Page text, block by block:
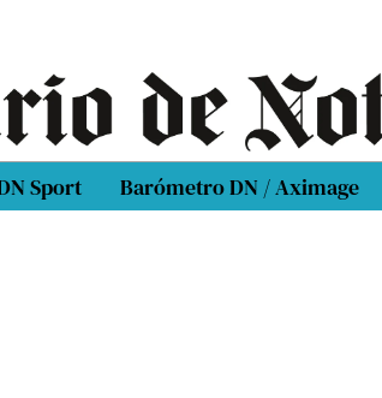
Sport Barómetro DN / Aximage